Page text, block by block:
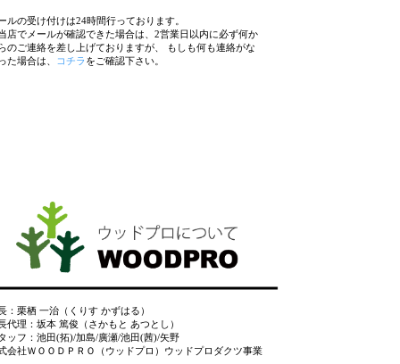
ルの受け付けは24時間行っております。
店でメールが確認できた場合は、2営業日以内に必ず何か
のご連絡を差し上げておりますが、 もしも何も連絡がな
た場合は、
コチラ をご確認下さい。
：栗栖 一治（くりす かずはる）
代理：坂本 篤俊（さかもと あつとし）
ッフ：池田(拓)/加島/廣瀬/池田(茜)/矢野
会社ＷＯＯＤＰＲＯ（ウッドプロ）ウッドプロダクツ事業